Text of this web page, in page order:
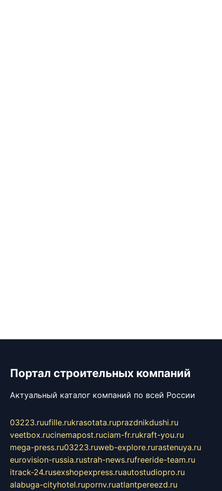
Портал строительных компаний
Актуальный каталог компаний по всей России
03223.ruufille.rukrasotata.ruprazdnikdushi.ru
veetbox.rucinemapost.ruciam-fr.rukraft-you.ru
mega-press.ru03223.ruweb-explore.rurastenuya.ru
eurovision-russia.rustrah-news.rufreeride-team.ru
itrack-24.rusexshopexpress.ruautostudiopro.ru
alabuga-cityhotel.rupornv.ruatlantpereezd.ru